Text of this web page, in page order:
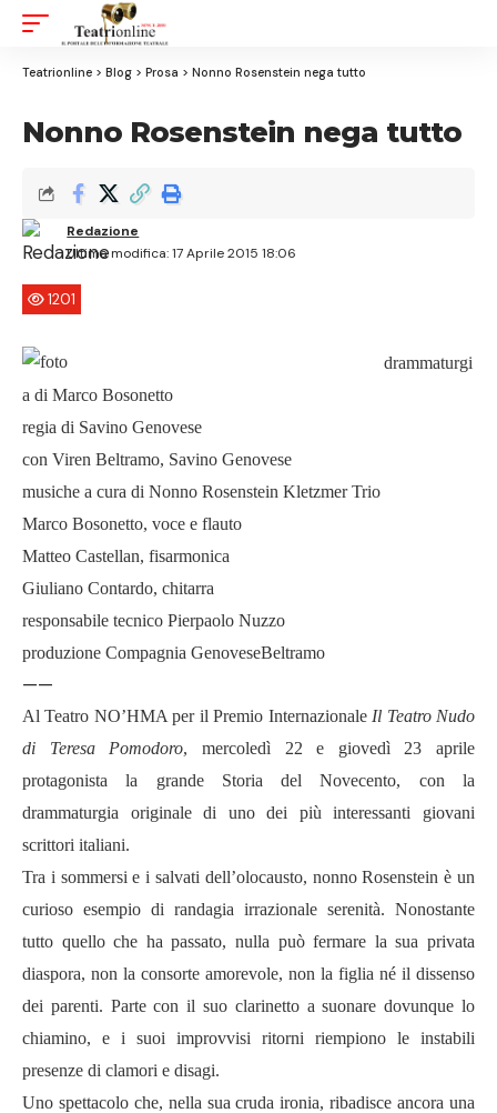
Teatrionline > Blog > Prosa > Nonno Rosenstein nega tutto
Nonno Rosenstein nega tutto
Ultima modifica: 17 Aprile 2015 18:06
Redazione
1201
drammaturgi
a di Marco Bosonetto
regia di Savino Genovese
con Viren Beltramo, Savino Genovese
musiche a cura di Nonno Rosenstein Kletzmer Trio
Marco Bosonetto, voce e flauto
Matteo Castellan, fisarmonica
Giuliano Contardo, chitarra
responsabile tecnico Pierpaolo Nuzzo
produzione Compagnia GenoveseBeltramo
——
Al Teatro NO’HMA per il Premio Internazionale Il Teatro Nudo
di Teresa Pomodoro, mercoledì 22 e giovedì 23 aprile
protagonista la grande Storia del Novecento, con la
drammaturgia originale di uno dei più interessanti giovani
scrittori italiani.
Tra i sommersi e i salvati dell’olocausto, nonno Rosenstein è un
curioso esempio di randagia irrazionale serenità. Nonostante
tutto quello che ha passato, nulla può fermare la sua privata
diaspora, non la consorte amorevole, non la figlia né il dissenso
dei parenti. Parte con il suo clarinetto a suonare dovunque lo
chiamino, e i suoi improvvisi ritorni riempiono le instabili
presenze di clamori e disagi.
Uno spettacolo che, nella sua cruda ironia, ribadisce ancora una